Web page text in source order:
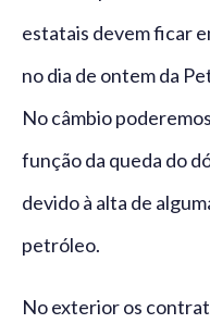
estatais devem ficar
no dia de ontem da
No câmbio
função da queda do
devido à alta de
petróleo.
No exterior os